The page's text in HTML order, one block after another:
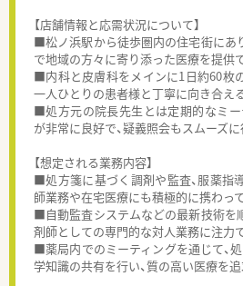
【店舗情報と応需状況について】
■松ノ浜駅から徒歩圏内の住宅街にあ
で地域の方々に寄り添った医療を提供
■内科と皮膚科をメインに1日約60枚
一人ひとりの患者様と丁寧に向き合え
■処方元の院長先生とは定期的なミ
が非常に良好で、疑義照会もスムーズに
【想定される業務内容】
■処方箋に基づく調剤や監査、服薬指
師業務や在宅医療にも積極的に携わっ
■自動監査システムなどの最新技術を
剤師としての専門的な対人業務に注力
■薬局内でのミーティングを通じて、
学知識の共有を行い、質の高い医療を追